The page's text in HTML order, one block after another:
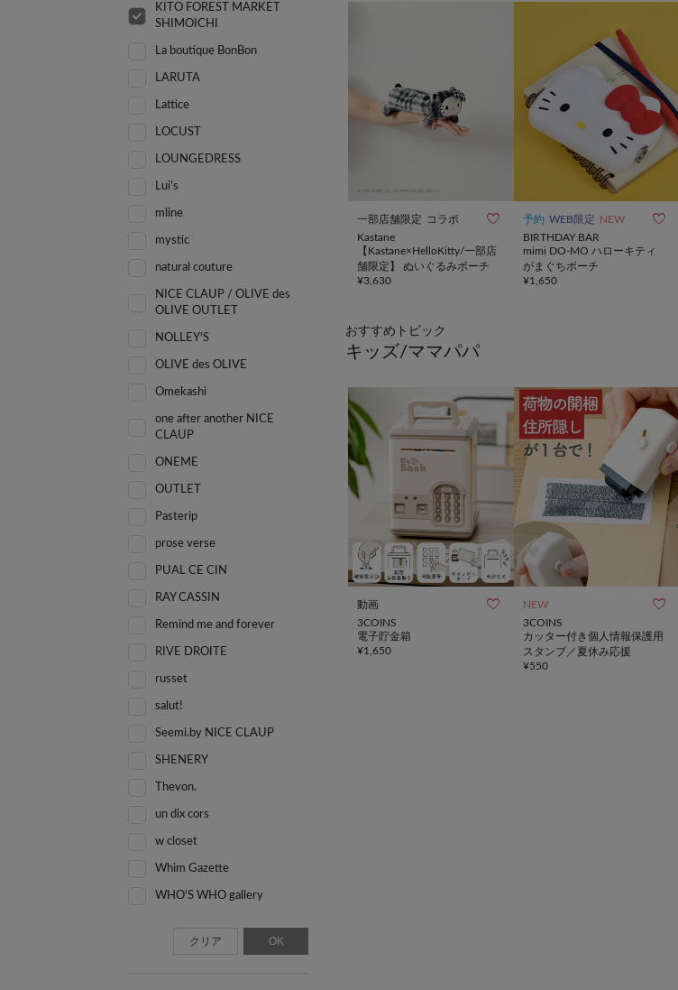
一部店舗限定 コラボ 
Kastane
【Kastane×HelloKitty/一部店
舗限定】 ぬいぐるみポーチ
¥3,630
予約 WEB限定 NEW 
BIRTHDAY BAR
mimi DO-MO ハローキティ
がまぐちポーチ
¥1,650
おすすめトピック
キッズ/ママパパ
動画 
3COINS
電子貯金箱
¥1,650
NEW 
3COINS
カッター付き個人情報保護用
スタンプ／夏休み応援
¥550
KITO FOREST MARKET
SHIMOICHI
La boutique BonBon
LARUTA
Lattice
LOCUST
LOUNGEDRESS
Lui's
mline
mystic
natural couture
NICE CLAUP / OLIVE des
OLIVE OUTLET
NOLLEY'S
OLIVE des OLIVE
Omekashi
one after another NICE
CLAUP
ONEME
OUTLET
Pasterip
prose verse
PUAL CE CIN
RAY CASSIN
Remind me and forever
RIVE DROITE
russet
salut!
Seemi.by NICE CLAUP
SHENERY
Thevon.
un dix cors
w closet
Whim Gazette
WHO’S WHO gallery
クリア OK